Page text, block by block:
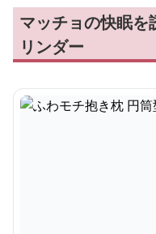
マッチョの快眠を
リンダー